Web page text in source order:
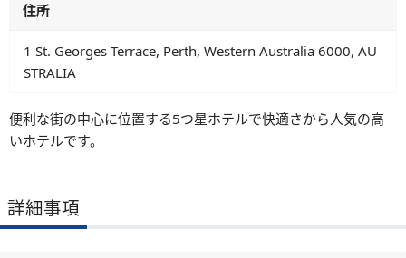
住所
1 St. Georges Terrace, Perth, Western Australia 6000, AU
STRALIA
便利な街の中心に位置する5つ星ホテルで快適さから人気の高
いホテルです。
詳細事項